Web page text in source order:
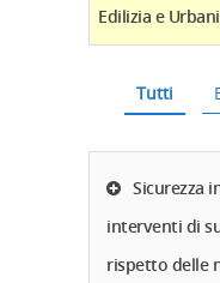
Edilizia e
Tutti
Sicurezza
interventi di
rispetto delle